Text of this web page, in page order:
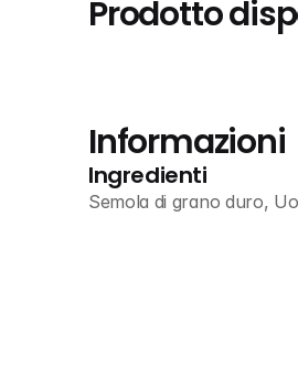
Prodotto
Informazioni
Ingredienti
Semola di grano duro,